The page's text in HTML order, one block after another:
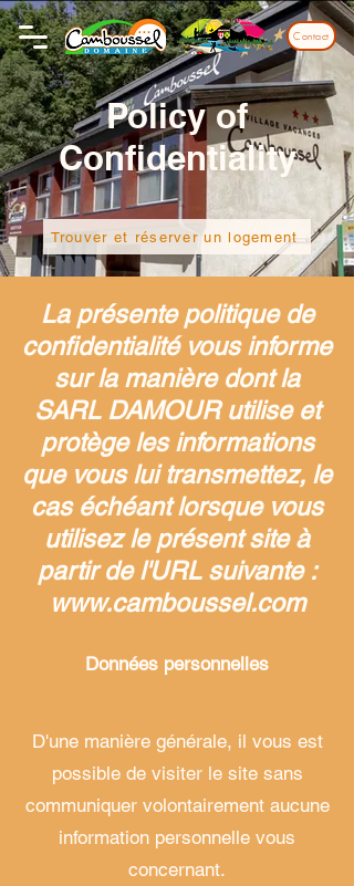
Contact
Policy of
Confidentiality
Trouver et réserver un logement
La présente politique de
confidentialité vous informe
sur la manière dont la
SARL DAMOUR utilise et
protège les informations
que vous lui transmettez, le
cas échéant lorsque vous
utilisez le présent site à
partir de l'URL suivante :
www.camboussel.com
Données personnelles
D'une manière générale, il vous est
possible de visiter le site sans
communiquer volontairement aucune
information personnelle vous
concernant.